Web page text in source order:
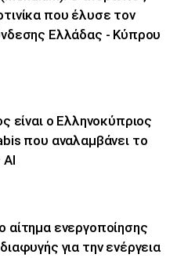
που έλυσε τον
Ελλάδας - Κύπρου
είναι ο Ελληνοκύπριος
που αναλαμβάνει το
αίτημα ενεργοποίησης
για την ενέργεια